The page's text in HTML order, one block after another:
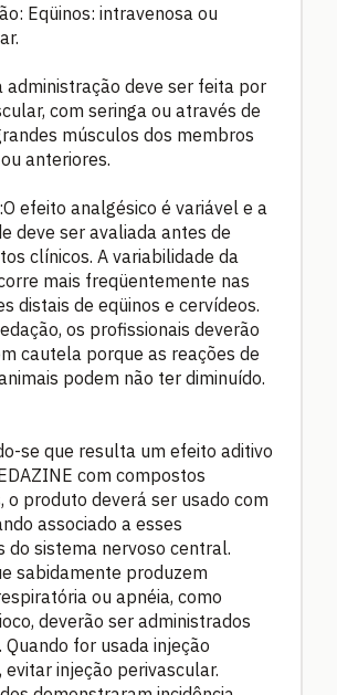
Eqüinos: intravenosa ou
administração deve ser feita por
com seringa ou através de
músculos dos membros
anteriores.
efeito analgésico é variável e a
deve ser avaliada antes de
clínicos. A variabilidade da
mais freqüentemente nas
distais de eqüinos e cervídeos.
os profissionais deverão
cautela porque as reações de
podem não ter diminuído.
se que resulta um efeito aditivo
com compostos
o produto deverá ser usado com
associado a esses
do sistema nervoso central.
sabidamente produzem
ou apnéia, como
deverão ser administrados
for usada injeção
evitar injeção perivascular.